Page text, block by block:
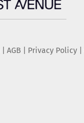
AGB Privacy Policy|